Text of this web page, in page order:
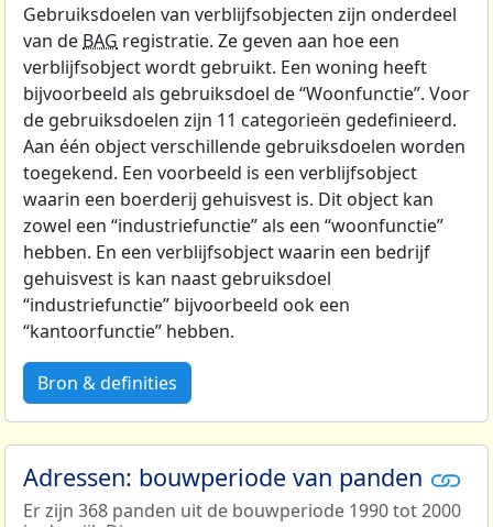
Gebruiksdoelen van verblijfsobjecten zijn onderdeel
van de BAG registratie. Ze geven aan hoe een
verblijfsobject wordt gebruikt. Een woning heeft
bijvoorbeeld als gebruiksdoel de “Woonfunctie”. Voor
de gebruiksdoelen zijn 11 categorieën gedefinieerd.
Aan één object verschillende gebruiksdoelen worden
toegekend. Een voorbeeld is een verblijfsobject
waarin een boerderij gehuisvest is. Dit object kan
zowel een “industriefunctie” als een “woonfunctie”
hebben. En een verblijfsobject waarin een bedrijf
gehuisvest is kan naast gebruiksdoel
“industriefunctie” bijvoorbeeld ook een
“kantoorfunctie” hebben.
Bron & definities
Adressen: bouwperiode van panden
Er zijn 368 panden uit de bouwperiode 1990 tot 2000